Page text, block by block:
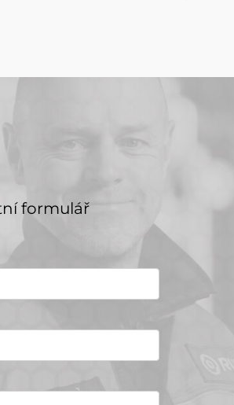
formulář